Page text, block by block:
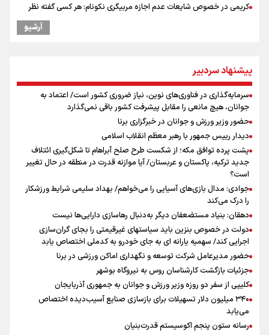
کریمی در خصوص شایعات عدم اجازه مربیگری نکونام: هر کسی گفته نظر
نکونام: چند روز یکبار تماشاگران امکان حضور در تمرینات خواهند داشت
پاسخ منفی مجیدی، نکونام را سرمربی کرد؛ ماجرای عجیب نیمکت تراکتور
پیش‌بینی نرخ دلار، طلا و سکه ۱۹ مرداد/ سکه در برابر دو نیروی متضاد
ادعای ترامپ: بطور محدود در حال مذاکره با ایران هستیم
عراقچی: با آمریکا مذاکره نداریم/ باز شدن تنگه هرمز به شرایطی غیر از
تفاهم با عمان مرتبط است
پیشنهاد رسمی تراکتور به بازیکن مورد علاقه نکونام
آرشیو
پیشنهاد سردبیر
سرمایه‌گذاری در فناوری‌های نوین، نیاز ضروری کشور است/ اعتماد به
جوانان، هیچ مانعی را مقابل پیشرفت کشور باقی نمی‌گذارد
حضور وزیر ورزش و جوانان در خبرگزاری برنا
دیدار رییس جمهور با رهبر معظم انقلاب اسلامی
پشت پرده توافق مکه؛ از شکست طرح صلح آبراهام تا شکل‌گیری ائتلاف
جدید ترکیه، پاکستان و عربستان/ آیا موازنه قدرت در منطقه در حال تغییر
است؟
جوادی: مدال بازی‌های آسیایی را می‌خواهم/ بهداد سلیمی شرایط ورزشکار
را درک می‌کند
دهقان: بنیاد مستضعفان دیگر به‌دنبال رهاسازی دارایی‌ها نیست
دولت در خصوص بنزین باید سیاستهای غیرقیمتی را بجای گران‌سازی
اجرایی کند/ سهمیه یارانه ای به جای خودرو به کدملی اختصاص یابد
حضور مدیرعامل شرکت توسعه و نگهداری اماکن ورزشی در برنا
جزئیات بازگشت کارشناسان روس به نیروگاه بوشهر
کلیپی از سفر دو روزه وزیر ورزش و جوانان به جمهوری آذربایجان
۳۴۰ میلیون دلار تسهیلات برای بازسازی صنایع آسیب‌دیده اختصاص
می‌یابد
رسانه ستون پنجم اکوسیستم قدرت‌بنیان